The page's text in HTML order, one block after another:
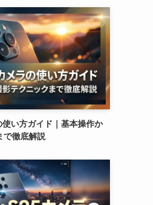
い方ガイド｜基本操作か
で徹底解説